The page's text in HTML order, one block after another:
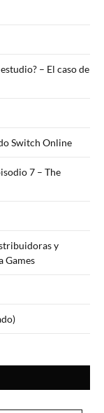
– El caso de
Switch Online
7 – The
y
Games